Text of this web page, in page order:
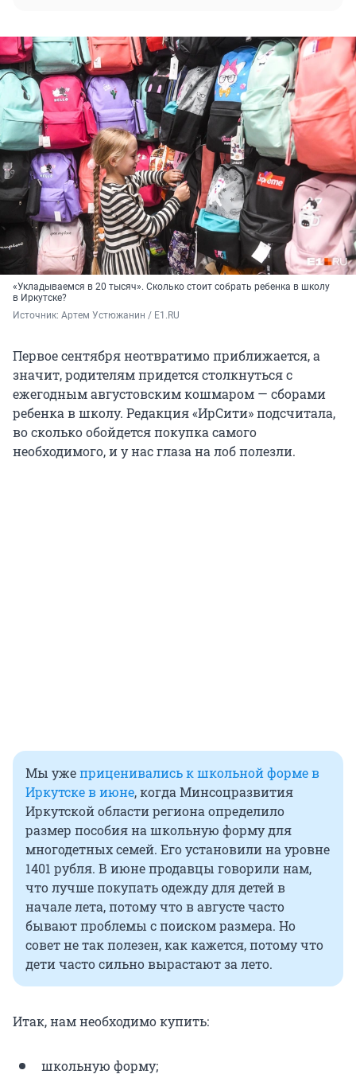
«Укладываемся в 20 тысяч». Сколько стоит собрать ребенка в школу
в Иркутске?
Источник: Артем Устюжанин / E1.RU
Первое сентября неотвратимо приближается, а
значит, родителям придется столкнуться с
ежегодным августовским кошмаром — сборами
ребенка в школу. Редакция «ИрСити» подсчитала,
во сколько обойдется покупка самого
необходимого, и у нас глаза на лоб полезли.
Мы ужеприценивались к школьной форме в
Иркутске в июне, когда Минсоцразвития
Иркутской области региона определило
размер пособия на школьную форму для
многодетных семей. Его установили на уровне
1401 рубля. В июне продавцы говорили нам,
что лучше покупать одежду для детей в
начале лета, потому что в августе часто
бывают проблемы с поиском размера. Но
совет не так полезен, как кажется, потому что
дети часто сильно вырастают за лето.
Итак, нам необходимо купить:
школьную форму;